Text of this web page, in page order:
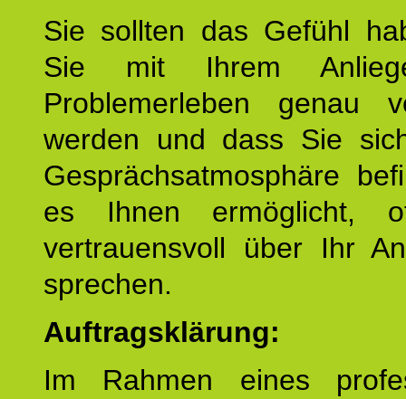
Sie sollten das Gefühl
Sie mit Ihrem
Problemerleben genau
werden und dass Sie
Gesprächsatmosphäre
es Ihnen ermöglicht,
vertrauensvoll über Ihr
sprechen.
Auftragsklärung:
Im Rahmen eines